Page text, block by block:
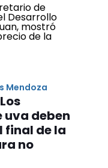
Mendoza
deben
final de la
no